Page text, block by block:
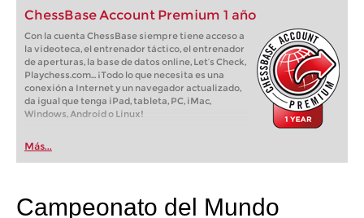
ChessBase Account Premium 1 año
Con la cuenta ChessBase siempre tiene acceso a
la videoteca, el entrenador táctico, el entrenador
de aperturas, la base de datos online, Let’s Check,
Playchess.com... ¡Todo lo que necesita es una
conexión a Internet y un navegador actualizado,
da igual que tenga iPad, tableta, PC, iMac,
Windows, Android o Linux!
Más...
Campeonato del Mundo